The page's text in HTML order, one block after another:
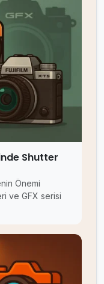
Shutter
Önemi
ve GFX serisi